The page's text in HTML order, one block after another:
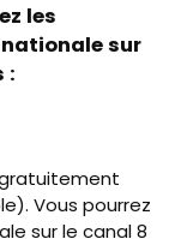
les
nationale sur
:
gratuitement
Vous pourrez
sur le canal 8